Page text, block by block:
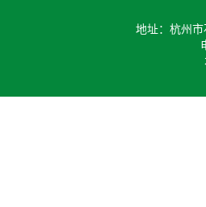
地址：杭州